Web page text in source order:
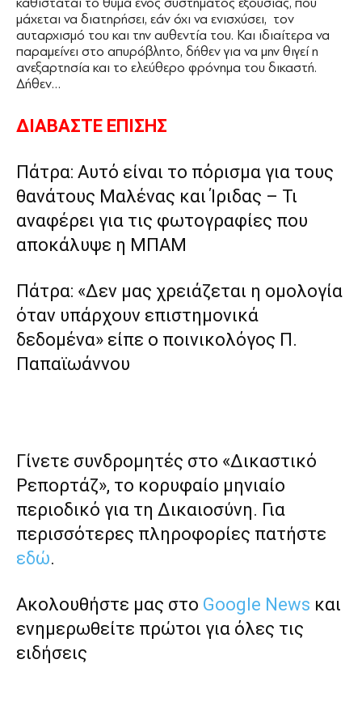
μάχεται να διατηρήσει, εάν όχι να ενισχύσει, τον
αυταρχισμό του και την αυθεντία του. Και ιδιαίτερα να
παραμείνει στο απυρόβλητο, δήθεν για να μην θιγεί η
ανεξαρτησία και το ελεύθερο φρόνημα του δικαστή.
Δήθεν…
ΔΙΑΒΑΣΤΕ ΕΠΙΣΗΣ
Πάτρα: Αυτό είναι το πόρισμα για τους
θανάτους Μαλένας και Ίριδας – Τι
αναφέρει για τις φωτογραφίες που
αποκάλυψε η ΜΠΑΜ
Πάτρα: «Δεν μας χρειάζεται η ομολογία
όταν υπάρχουν επιστημονικά
δεδομένα» είπε ο ποινικολόγος Π.
Παπαϊωάννου
Γίνετε συνδρομητές στο «Δικαστικό
Ρεπορτάζ», το κορυφαίο μηνιαίο
περιοδικό για τη Δικαιοσύνη. Για
περισσότερες πληροφορίες πατήστε
εδώ.
Ακολουθήστε μας στο Google News και
ενημερωθείτε πρώτοι για όλες τις
ειδήσεις